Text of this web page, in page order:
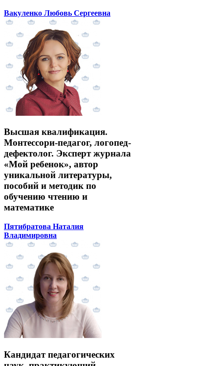
Вакуленко Любовь Сергеевна
Высшая квалификация.
Монтессори-педагог, логопед-
дефектолог. Эксперт журнала
«Мой ребенок», автор
уникальной литературы,
пособий и методик по
обучению чтению и
математике
Пятибратова Наталия
Владимировна
Кандидат педагогических